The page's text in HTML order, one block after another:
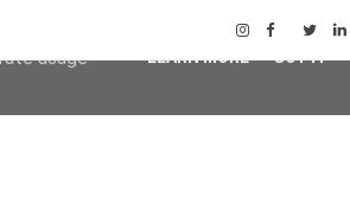
usage
LEARN MORE GOT IT